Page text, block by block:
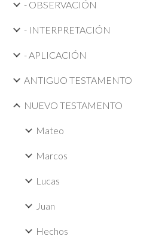
- OBSERVACIÓN
- INTERPRETACIÓN
- APLICACIÓN
ANTIGUO TESTAMENTO
NUEVO TESTAMENTO
Mateo
Marcos
Lucas
Juan
Hechos